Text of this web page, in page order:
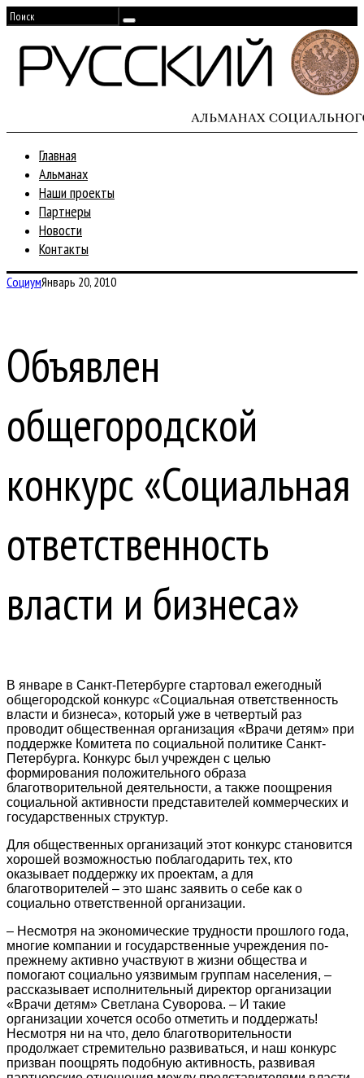
Главная
Альманах
Наши проекты
Партнеры
Новости
Контакты
СоциумЯнварь 20, 2010
Объявлен
общегородской
конкурс «Социальная
ответственность
власти и бизнеса»
В январе в Санкт-Петербурге стартовал ежегодный
общегородской конкурс «Социальная ответственность
власти и бизнеса», который уже в четвертый раз
проводит общественная организация «Врачи детям» при
поддержке Комитета по социальной политике Санкт-
Петербурга. Конкурс был учрежден с целью
формирования положительного образа
благотворительной деятельности, а также поощрения
социальной активности представителей коммерческих и
государственных структур.
Для общественных организаций этот конкурс становится
хорошей возможностью поблагодарить тех, кто
оказывает поддержку их проектам, а для
благотворителей – это шанс заявить о себе как о
социально ответственной организации.
– Несмотря на экономические трудности прошлого года,
многие компании и государственные учреждения по-
прежнему активно участвуют в жизни общества и
помогают социально уязвимым группам населения, –
рассказывает исполнительный директор организации
«Врачи детям» Светлана Суворова. – И такие
организации хочется особо отметить и поддержать!
Несмотря ни на что, дело благотворительности
продолжает стремительно развиваться, и наш конкурс
призван поощрять подобную активность, развивая